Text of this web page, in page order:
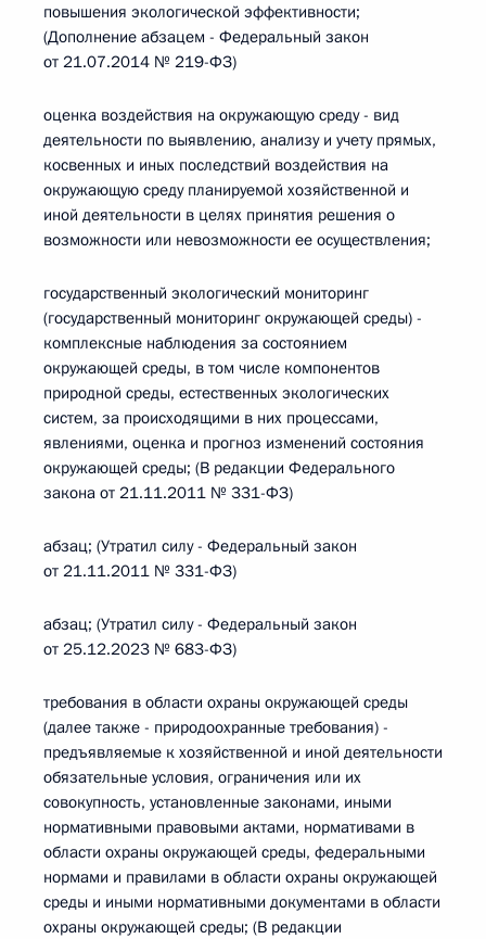
повышения экологической эффективности;
(Дополнение абзацем - Федеральный закон
от 21.07.2014 № 219-ФЗ)
оценка воздействия на окружающую среду - вид
деятельности по выявлению, анализу и учету прямых,
косвенных и иных последствий воздействия на
окружающую среду планируемой хозяйственной и
иной деятельности в целях принятия решения о
возможности или невозможности ее осуществления;
государственный экологический мониторинг
(государственный мониторинг окружающей среды) -
комплексные наблюдения за состоянием
окружающей среды, в том числе компонентов
природной среды, естественных экологических
систем, за происходящими в них процессами,
явлениями, оценка и прогноз изменений состояния
окружающей среды; (В редакции Федерального
закона от 21.11.2011 № 331-ФЗ)
абзац; (Утратил силу - Федеральный закон
от 21.11.2011 № 331-ФЗ)
абзац; (Утратил силу - Федеральный закон
от 25.12.2023 № 683-ФЗ)
требования в области охраны окружающей среды
(далее также - природоохранные требования) -
предъявляемые к хозяйственной и иной деятельности
обязательные условия, ограничения или их
совокупность, установленные законами, иными
нормативными правовыми актами, нормативами в
области охраны окружающей среды, федеральными
нормами и правилами в области охраны окружающей
среды и иными нормативными документами в области
охраны окружающей среды; (В редакции